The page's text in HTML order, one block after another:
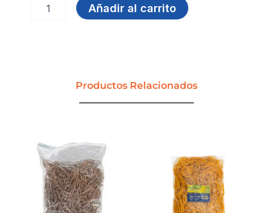
ACTAS
Añadir al carrito
Productos Relacionados